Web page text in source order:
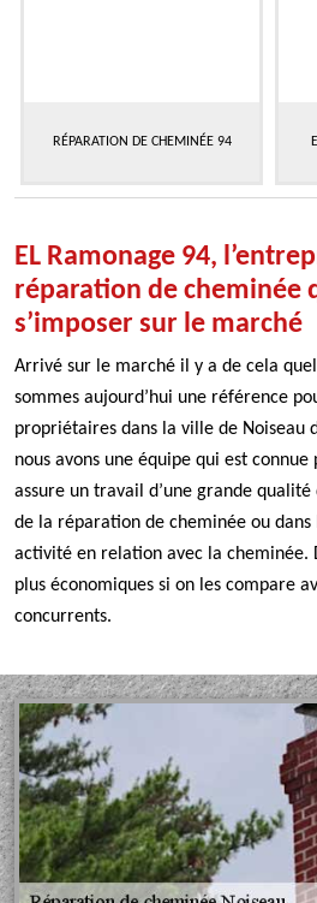
RÉPARATION DE CHEMINÉE 94
EL Ramonage 94,
réparation de cheminée
s’imposer sur le marché
Arrivé sur le marché il y a de cela
sommes aujourd’hui une référence
propriétaires dans la ville de Noiseau
nous avons une équipe qui est
assure un travail d’une grande
de la réparation de cheminée ou dans
activité en relation avec la cheminée.
plus économiques si on les compare
concurrents.